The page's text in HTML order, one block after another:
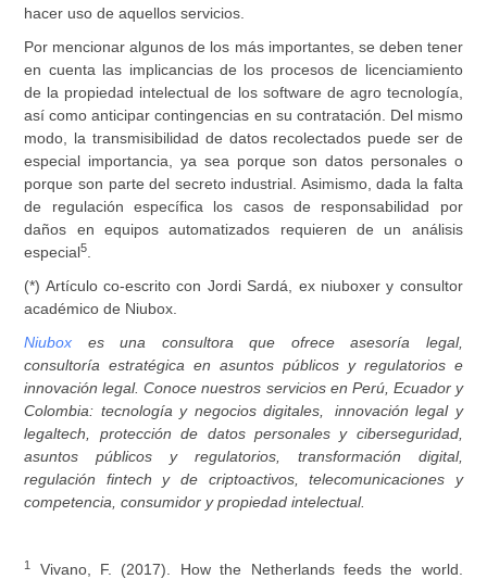
hacer uso de aquellos servicios.
Por mencionar algunos de los más importantes, se deben tener
en cuenta las implicancias de los procesos de licenciamiento
de la propiedad intelectual de los software de agro tecnología,
así como anticipar contingencias en su contratación. Del mismo
modo, la transmisibilidad de datos recolectados puede ser de
especial importancia, ya sea porque son datos personales o
porque son parte del secreto industrial. Asimismo, dada la falta
de regulación específica los casos de responsabilidad por
daños en equipos automatizados requieren de un análisis
especial5
(*) Artículo co-escrito con Jordi Sardá, ex niuboxer y consultor
académico de Niubox.
Niubox es una consultora que ofrece asesoría legal,
consultoría estratégica en asuntos públicos y regulatorios e
innovación legal. Conoce nuestros servicios en Perú, Ecuador y
Colombia: tecnología y negocios digitales, innovación legal y
legaltech, protección de datos personales y ciberseguridad,
asuntos públicos y regulatorios, transformación digital,
regulación fintech y de criptoactivos, telecomunicaciones y
competencia, consumidor y propiedad intelectual.
1
Vivano, F. (2017). How the Netherlands feeds the world.